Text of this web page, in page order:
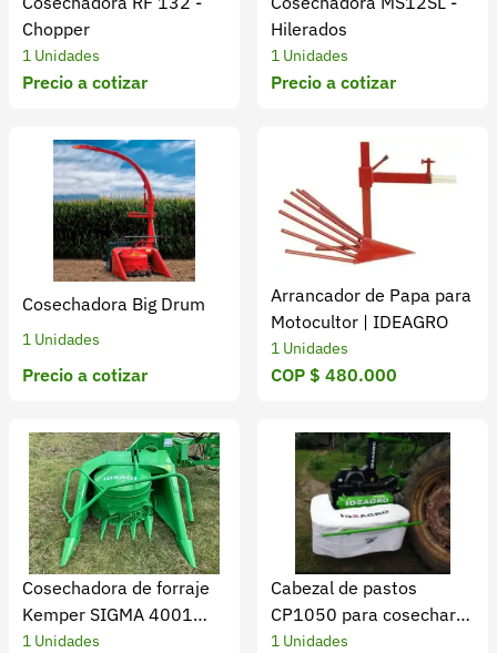
Chopper
1 Unidades
Precio a cotizar
Hilerados
1 Unidades
Precio a cotizar
Cosechadora Big Drum
1 Unidades
Precio a cotizar
Arrancador de Papa para
Motocultor | IDEAGRO
1 Unidades
COP $ 480.000
Cosechadora de forraje
Kemper SIGMA 4001
corte potente y uniforme
1 Unidades
Cabezal de pastos
CP1050 para cosechar
pastos densos
1 Unidades